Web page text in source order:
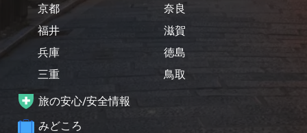
京都
福井
兵庫
三重
奈良
滋賀
徳島
鳥取
旅の安心/安全情報
みどころ